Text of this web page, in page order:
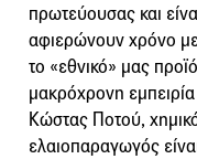
πρωτεύουσας και
αφιερώνουν χρόνο
το «εθνικό» μας
μακρόχρονη
Κώστας Ποτού,
ελαιοπαραγωγός